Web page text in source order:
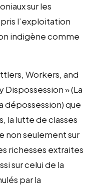
sur les
l’exploitation
indigène comme
Workers, and
» (La
dépossession) que
la lutte de classes
non seulement sur
richesses extraites
sur celui de la
par la